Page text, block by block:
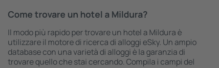
Come trovare un hotel a Mildura?
Il modo più rapido per trovare un hotel a Mildura è
utilizzare il motore di ricerca di alloggi eSky. Un ampio
database con una varietà di alloggi è la garanzia di
trovare quello che stai cercando. Compila i campi del